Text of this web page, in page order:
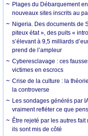
Plages du Débarquement
nouveaux sites inscrits au
Nigeria. Des documents de
piteux état », des puits «
s’élevant à 9,5 milliards
prend de l’ampleur
Cyberesclavage : ces
victimes en escrocs
Crise de la culture : la
la controverse
Les sondages générés par
vraiment refléter ce que
Être rejeté par les autres
ils sont mis de côté